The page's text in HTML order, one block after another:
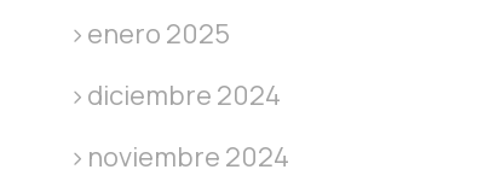
enero 2025
diciembre 2024
noviembre 2024